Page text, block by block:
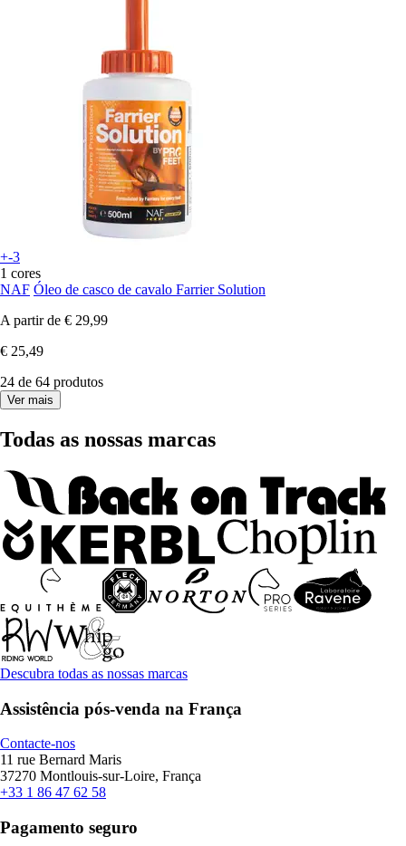
+-3
1 cores
NAF Óleo de casco de cavalo Farrier Solution
A partir de € 29,99
€ 25,49
24 de 64 produtos
Ver mais
Todas as nossas marcas
Descubra todas as nossas marcas
Assistência pós-venda na França
Contacte-nos
11 rue Bernard Maris
37270 Montlouis-sur-Loire, França
+33 1 86 47 62 58
Pagamento seguro